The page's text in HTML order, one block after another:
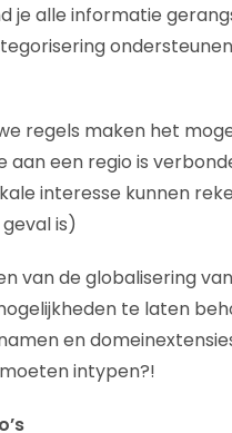
je alle informatie
regels maken het
aan een regio is
interesse kunnen
is)
van de globalisering
te laten
en
intypen?!